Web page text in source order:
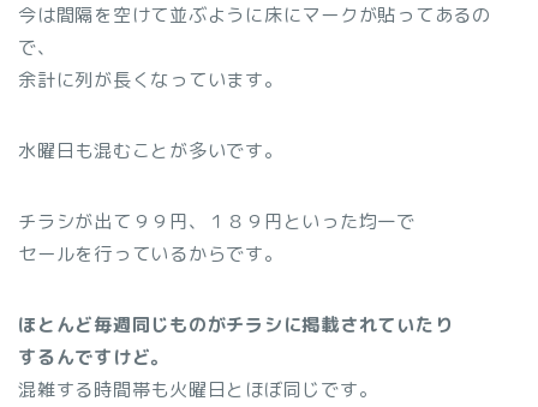
今は間隔を空けて並ぶように床にマークが貼ってあるの
で、
余計に列が長くなっています。
水曜日も混むことが多いです。
チラシが出て９９円、１８９円といった均一で
セールを行っているからです。
ほとんど毎週同じものがチラシに掲載されていたり
するんですけど。
混雑する時間帯も火曜日とほぼ同じです。